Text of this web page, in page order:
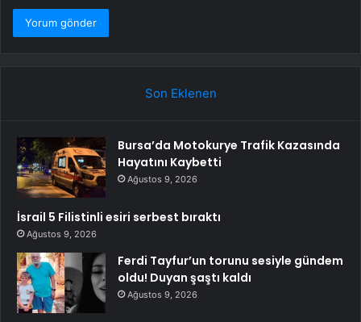
Son Eklenen
Bursa’da Motokurye Trafik Kazasında
Hayatını Kaybetti
Ağustos 9, 2026
İsrail 5 Filistinli esiri serbest bıraktı
Ağustos 9, 2026
Ferdi Tayfur’un torunu sesiyle gündem
oldu! Duyan şaştı kaldı
Ağustos 9, 2026